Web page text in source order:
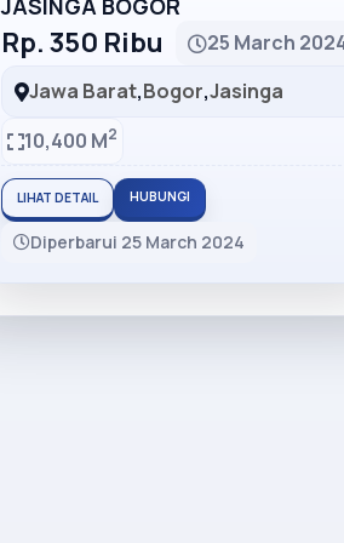
JASINGA BOGOR
Rp. 350 Ribu
25 March
Jawa Barat,Bogor,Jasinga
10,400 M2
LIHAT DETAIL HUBUNGI
Diperbarui 25 March 2024